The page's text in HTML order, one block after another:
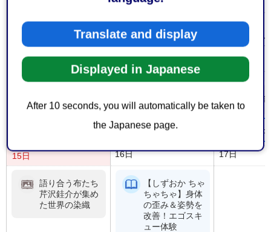
Translate and display
Displayed in Japanese
After 10 seconds, you will automatically be taken to
the Japanese page.
三卿田安徳川
【し
ちゃ
と学
ルで
ミュ
みほしるべ企画展「松韻を聴く旅～写真家・川廷昌弘が出
も
15日 16日 17日
語り合う布たち
芹沢銈介が集め
た世界の染織
【しずおか ちゃ
ちゃちゃ】身体
の歪み＆姿勢を
改善！エゴスキ
ュー体験